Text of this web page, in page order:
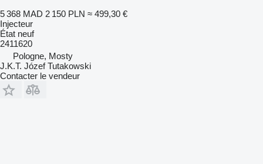
5 368 MAD 2 150 PLN ≈ 499,30 €
Injecteur
État neuf
2411620
Pologne, Mosty
J.K.T. Józef Tutakowski
Contacter le vendeur